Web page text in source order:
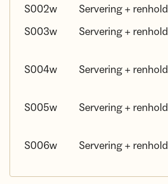
S002w Servering + renhold
S003w
Servering + renhold
S004w Servering + renhold
S005w Servering + renhold
S006w Servering + renhold